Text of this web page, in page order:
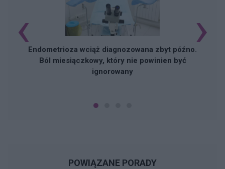
Endometrioza wciąż diagnozowana zbyt późno.
Ból miesiączkowy, który nie powinien być
ignorowany
‹ ›
POWIĄZANE PORADY